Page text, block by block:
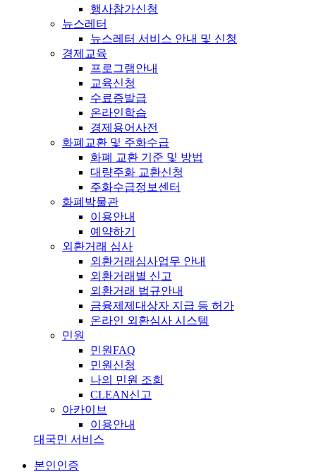
행사참가신청
뉴스레터
뉴스레터 서비스 안내 및 신청
경제교육
프로그램안내
교육신청
수료증발급
온라인학습
경제용어사전
화폐교환 및 주화수급
화폐 교환 기준 및 방법
대량주화 교환신청
주화수급정보센터
화폐박물관
이용안내
예약하기
외환거래 심사
외환거래심사업무 안내
외환거래별 신고
외환거래 법규안내
금융제제대상자 지급 등 허가
온라인 외환심사 시스템
민원
민원FAQ
민원신청
나의 민원 조회
CLEAN신고
아카이브
이용안내
대국민 서비스
본인인증